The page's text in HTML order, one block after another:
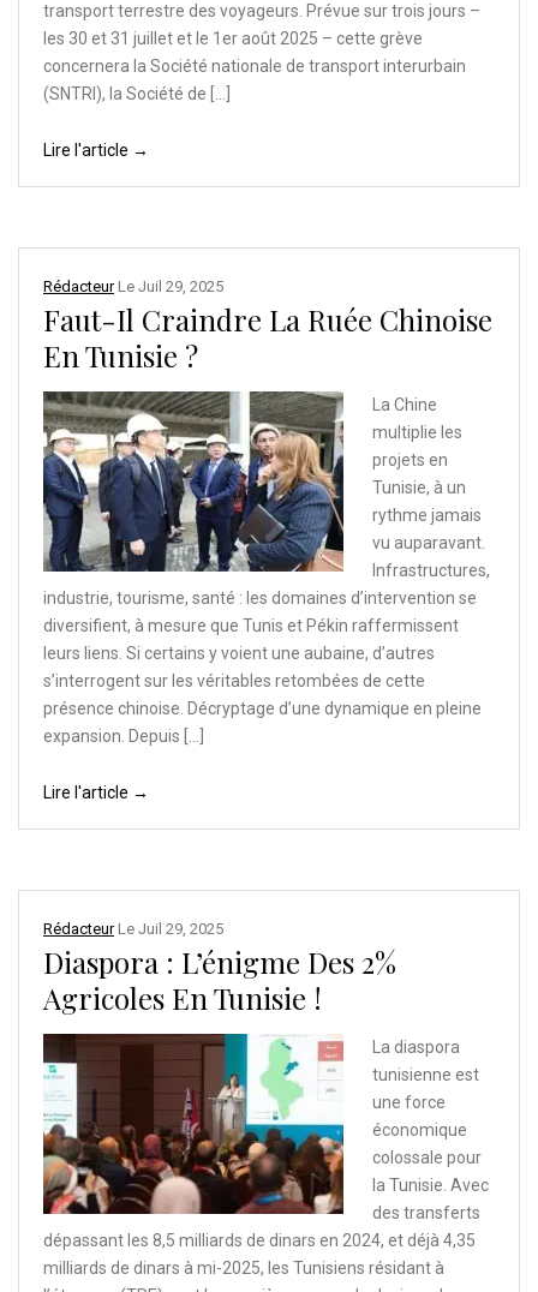
transport terrestre des voyageurs. Prévue sur trois jours –
les 30 et 31 juillet et le 1er août 2025 – cette grève
concernera la Société nationale de transport interurbain
(SNTRI), la Société de […]
Lire l'article →
RédacteurLe Juil 29, 2025
Faut-Il Craindre La Ruée Chinoise
En Tunisie ?
La Chine
multiplie les
projets en
Tunisie, à un
rythme jamais
vu auparavant.
Infrastructures,
industrie, tourisme, santé : les domaines d’intervention se
diversifient, à mesure que Tunis et Pékin raffermissent
leurs liens. Si certains y voient une aubaine, d’autres
s’interrogent sur les véritables retombées de cette
présence chinoise. Décryptage d’une dynamique en pleine
expansion. Depuis […]
Lire l'article →
RédacteurLe Juil 29, 2025
Diaspora : L’énigme Des 2%
Agricoles En Tunisie !
La diaspora
tunisienne est
une force
économique
colossale pour
la Tunisie. Avec
des transferts
dépassant les 8,5 milliards de dinars en 2024, et déjà 4,35
milliards de dinars à mi-2025, les Tunisiens résidant à